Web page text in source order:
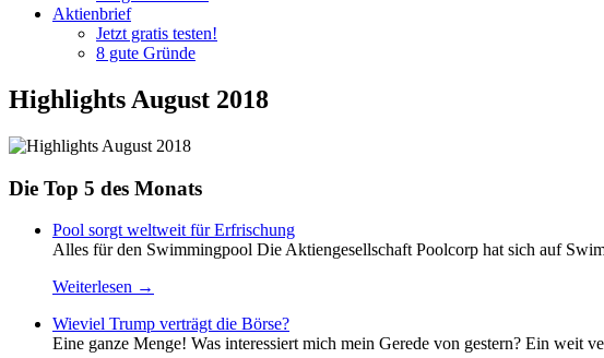
Aktienbrief
Jetzt gratis testen!
8 gute Gründe
Highlights August 2018
Die Top 5 des Monats
Pool sorgt weltweit für Erfrischung
Alles für den Swimmingpool Die Aktiengesellschaft Poolcorp hat sich auf
Weiterlesen →
Wieviel Trump verträgt die Börse?
Eine ganze Menge! Was interessiert mich mein Gerede von gestern? Ein weit